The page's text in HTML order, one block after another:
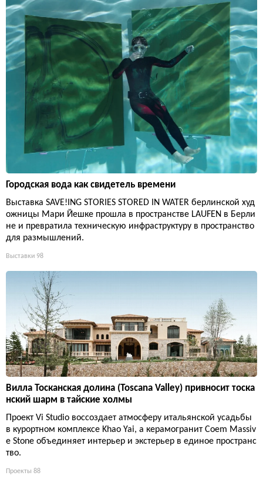
Городская вода как свидетель времени
Выставка SAVE!ING STORIES STORED IN WATER берлинской худ
ожницы Мари Йешке прошла в пространстве LAUFEN в Берли
не и превратила техническую инфраструктуру в пространство
для размышлений.
Выставки 98
Вилла Тосканская долина (Toscana Valley) привносит тоска
нский шарм в тайские холмы
Проект Vi Studio воссоздает атмосферу итальянской усадьбы
в курортном комплексе Khao Yai, а керамогранит Coem Massiv
e Stone объединяет интерьер и экстерьер в единое пространс
тво.
Проекты 88